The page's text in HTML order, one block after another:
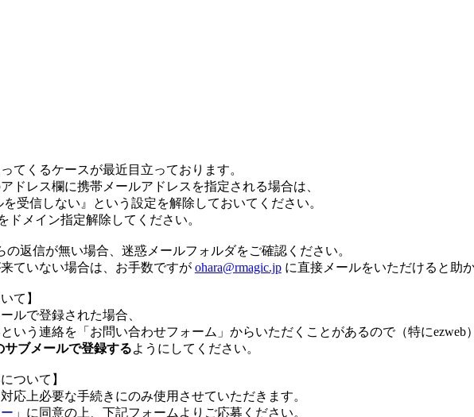
てくるケースが最近目立っております。
ドレス欄に携帯メールアドレスを指定される場合は、
受信しない』という設定を解除しておいてください。
ドメイン指定解除してください。
の返信が無い場合、迷惑メールフォルダをご確認ください。
ていない場合は、お手数ですが ohara@rmagic.jpに直接メールをいただけると助か
て】
ルで登録された場合、
いう連絡を「お問い合わせフォーム」からいただくことがあるので（特にezweb
ブメールで登録するようにしてください。
ついて】
応上必要な手続きにのみ使用させていただきます。
」に同意の上、下記フォームよりご応募ください。